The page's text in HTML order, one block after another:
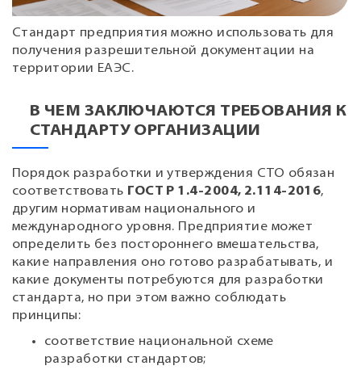
Стандарт предприятия можно использовать для
получения разрешительной документации на
территории ЕАЭС.
В ЧЕМ ЗАКЛЮЧАЮТСЯ ТРЕБОВАНИЯ К
СТАНДАРТУ ОРГАНИЗАЦИИ
Порядок разработки и утверждения СТО обязан
соответствовать ГОСТ Р 1.4-2004, 2.114-2016,
другим нормативам национального и
международного уровня. Предприятие может
определить без постороннего вмешательства,
какие направления оно готово разрабатывать, и
какие документы потребуются для разработки
стандарта, но при этом важно соблюдать
принципы:
соответствие национальной схеме
разработки стандартов;